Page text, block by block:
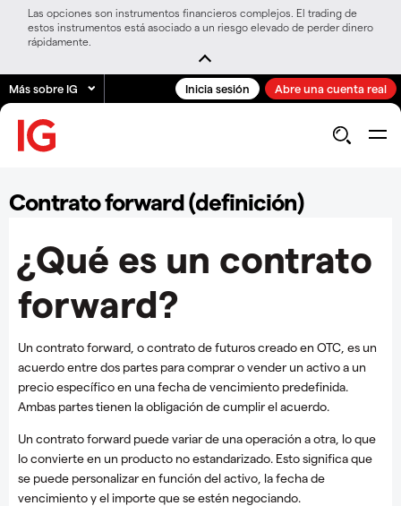
Las opciones son instrumentos financieros complejos. El trading de
estos instrumentos está asociado a un riesgo elevado de perder dinero
rápidamente.
Más sobre IG Inicia sesión Abre una cuenta real
Contrato forward (definición)
¿Qué es un contrato
forward?
Un contrato forward, o contrato de futuros creado en OTC, es un
acuerdo entre dos partes para comprar o vender un activo a un
precio específico en una fecha de vencimiento predefinida.
Ambas partes tienen la obligación de cumplir el acuerdo.
Un contrato forward puede variar de una operación a otra, lo que
lo convierte en un producto no estandarizado. Esto significa que
se puede personalizar en función del activo, la fecha de
vencimiento y el importe que se estén negociando.